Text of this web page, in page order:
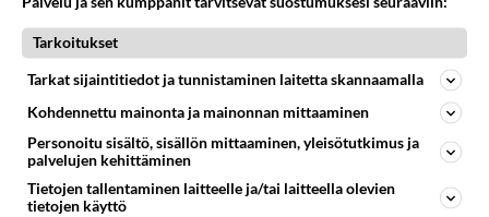
KAUNIIT JA ROHKEAT Vastattu 12v
Ridge pois
Mitä Ridgelle tapahtuu, kun lopettaa sarjassa?...
Tarkoitukset
Tarkat sijaintitiedot ja tunnistaminen laitetta skannaamalla
Kohdennettu mainonta ja mainonnan mittaaminen
Personoitu sisältö, sisällön mittaaminen, yleisötutkimus ja
palvelujen kehittäminen
Tietojen tallentaminen laitteelle ja/tai laitteella olevien
tietojen käyttö